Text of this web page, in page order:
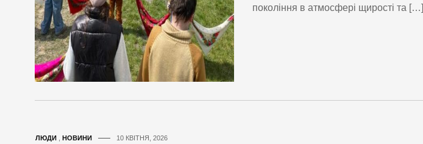
покоління в атмосфері щирості та […]
ЛЮДИ НОВИНИ 10 КВІТНЯ, 2026